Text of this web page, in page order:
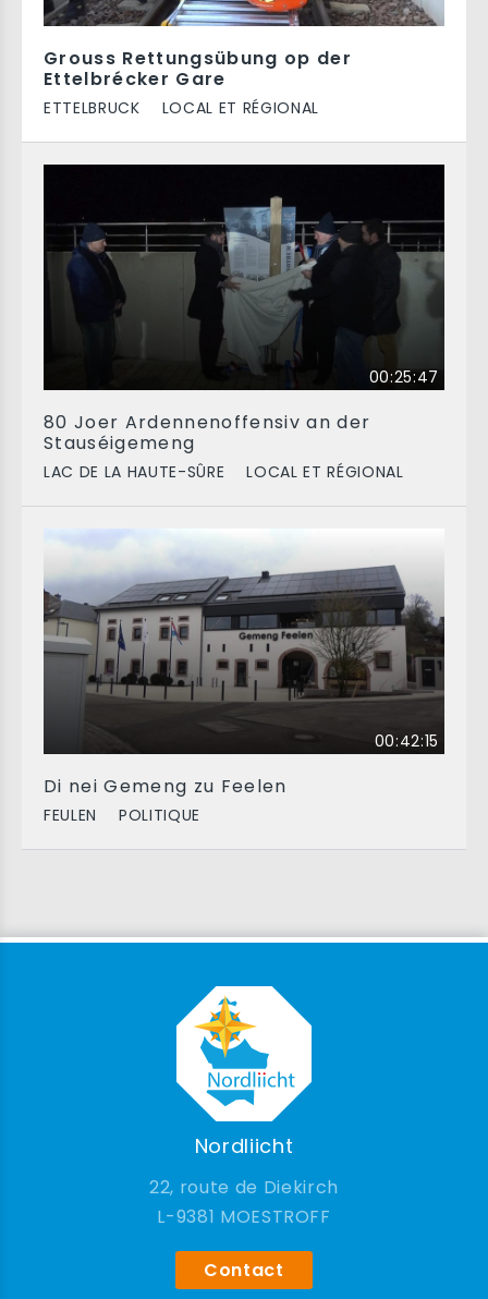
Grouss Rettungsübung op der
Ettelbrécker Gare
ETTELBRUCK LOCAL ET RÉGIONAL
00:25:47
80 Joer Ardennenoffensiv an der
Stauséigemeng
LAC DE LA HAUTE-SÛRE LOCAL ET RÉGIONAL
00:42:15
Di nei Gemeng zu Feelen
FEULEN POLITIQUE
Nordliicht
22, route de Diekirch
9381 MOESTROFF
Contact